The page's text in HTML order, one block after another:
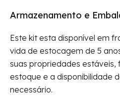
Armazenamento e
Este kit esta disponível em
vida de estocagem de 5
suas propriedades
estoque e a disponibilidade
necessário.